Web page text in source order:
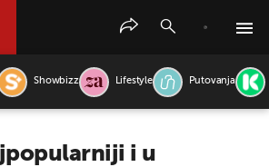
Showbizz Lifestyle Putovanja
i u